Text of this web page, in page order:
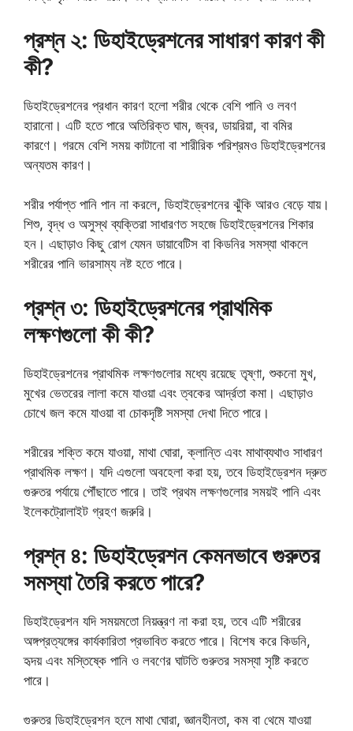
প্রশ্ন ২: ডিহাইড্রেশনের সাধারণ কারণ কী
কী?
ডিহাইড্রেশনের প্রধান কারণ হলো শরীর থেকে বেশি পানি ও লবণ
হারানো। এটি হতে পারে অতিরিক্ত ঘাম, জ্বর, ডায়রিয়া, বা বমির
কারণে। গরমে বেশি সময় কাটানো বা শারীরিক পরিশ্রমও ডিহাইড্রেশনের
অন্যতম কারণ।
শরীর পর্যাপ্ত পানি পান না করলে, ডিহাইড্রেশনের ঝুঁকি আরও বেড়ে যায়।
শিশু, বৃদ্ধ ও অসুস্থ ব্যক্তিরা সাধারণত সহজে ডিহাইড্রেশনের শিকার
হন। এছাড়াও কিছু রোগ যেমন ডায়াবেটিস বা কিডনির সমস্যা থাকলে
শরীরের পানি ভারসাম্য নষ্ট হতে পারে।
প্রশ্ন ৩: ডিহাইড্রেশনের প্রাথমিক
লক্ষণগুলো কী কী?
ডিহাইড্রেশনের প্রাথমিক লক্ষণগুলোর মধ্যে রয়েছে তৃষ্ণা, শুকনো মুখ,
মুখের ভেতরের লালা কমে যাওয়া এবং ত্বকের আর্দ্রতা কমা। এছাড়াও
চোখে জল কমে যাওয়া বা চোকদৃষ্টি সমস্যা দেখা দিতে পারে।
শরীরের শক্তি কমে যাওয়া, মাথা ঘোরা, ক্লান্তি এবং মাথাব্যথাও সাধারণ
প্রাথমিক লক্ষণ। যদি এগুলো অবহেলা করা হয়, তবে ডিহাইড্রেশন দ্রুত
গুরুতর পর্যায়ে পৌঁছাতে পারে। তাই প্রথম লক্ষণগুলোর সময়ই পানি এবং
ইলেকট্রোলাইট গ্রহণ জরুরি।
প্রশ্ন ৪: ডিহাইড্রেশন কেমনভাবে গুরুতর
সমস্যা তৈরি করতে পারে?
ডিহাইড্রেশন যদি সময়মতো নিয়ন্ত্রণ না করা হয়, তবে এটি শরীরের
অঙ্গপ্রত্যঙ্গের কার্যকারিতা প্রভাবিত করতে পারে। বিশেষ করে কিডনি,
হৃদয় এবং মস্তিষ্কে পানি ও লবণের ঘাটতি গুরুতর সমস্যা সৃষ্টি করতে
পারে।
গুরুতর ডিহাইড্রেশন হলে মাথা ঘোরা, জ্ঞানহীনতা, কম বা থেমে যাওয়া